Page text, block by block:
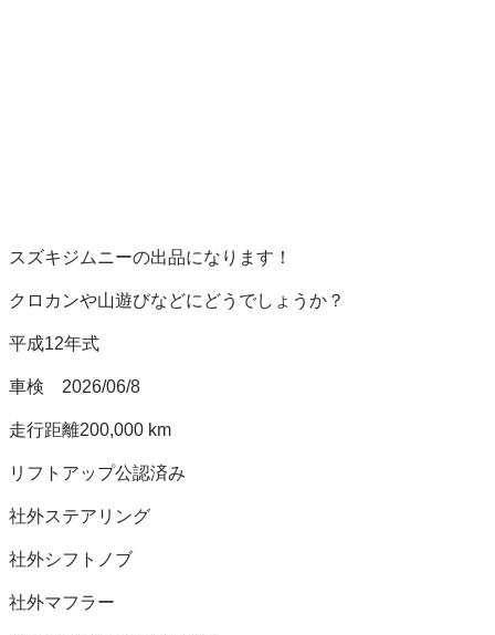
スズキジムニーの出品になります！
クロカンや山遊びなどにどうでしょうか？
平成12年式
車検　2026/06/8
走行距離200,000 km
リフトアップ公認済み
社外ステアリング
社外シフトノブ
社外マフラー